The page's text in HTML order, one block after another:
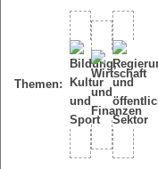
Themen: